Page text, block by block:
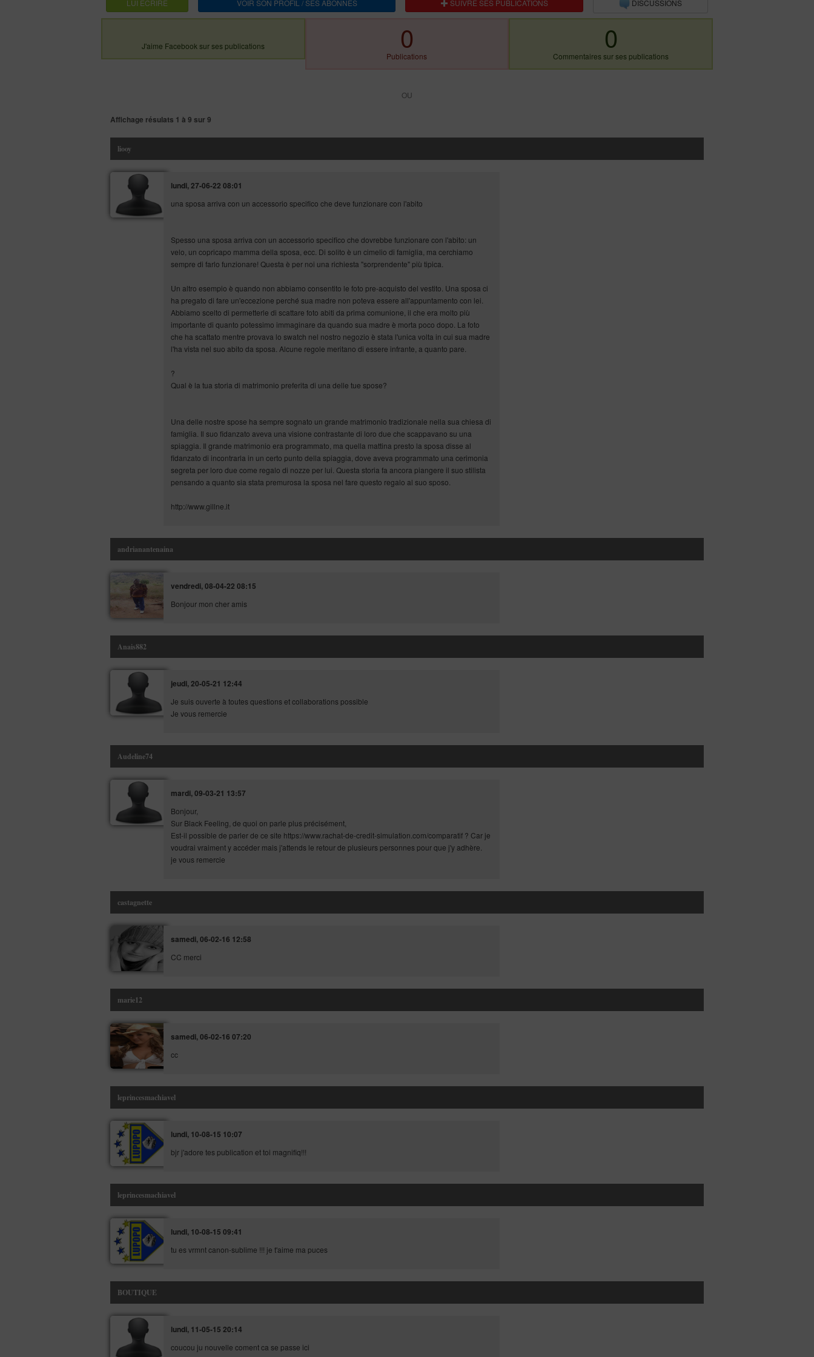
LUI ECRIRE VOIR SON PROFIL / SES ABONNES SUIVRE SES PUBLICATIONS DISCUSSIONS
J'aime Facebook sur ses publications 0
Publications
0
Commentaires sur ses publications
OU
Affichage résulats 1 à 9 sur 9
liooy
lundi, 27-06-22 08:01
una sposa arriva con un accessorio specifico che deve funzionare con l'abito
Spesso una sposa arriva con un accessorio specifico che dovrebbe funzionare con l'abito: un
velo, un copricapo mamma della sposa, ecc. Di solito è un cimelio di famiglia, ma cerchiamo
sempre di farlo funzionare! Questa è per noi una richiesta "sorprendente" più tipica.
Un altro esempio è quando non abbiamo consentito le foto pre-acquisto del vestito. Una sposa ci
ha pregato di fare un'eccezione perché sua madre non poteva essere all'appuntamento con lei.
Abbiamo scelto di permetterle di scattare foto abiti da prima comunione, il che era molto più
importante di quanto potessimo immaginare da quando sua madre è morta poco dopo. La foto
che ha scattato mentre provava lo swatch nel nostro negozio è stata l'unica volta in cui sua madre
l'ha vista nel suo abito da sposa. Alcune regole meritano di essere infrante, a quanto pare.
?
Qual è la tua storia di matrimonio preferita di una delle tue spose?
Una delle nostre spose ha sempre sognato un grande matrimonio tradizionale nella sua chiesa di
famiglia. Il suo fidanzato aveva una visione contrastante di loro due che scappavano su una
spiaggia. Il grande matrimonio era programmato, ma quella mattina presto la sposa disse al
fidanzato di incontrarla in un certo punto della spiaggia, dove aveva programmato una cerimonia
segreta per loro due come regalo di nozze per lui. Questa storia fa ancora piangere il suo stilista
pensando a quanto sia stata premurosa la sposa nel fare questo regalo al suo sposo.
http://www.gillne.it
andrianantenaina
vendredi, 08-04-22 08:15
Bonjour mon cher amis
Anais882
jeudi, 20-05-21 12:44
Je suis ouverte à toutes questions et collaborations possible
Je vous remercie
Audeline74
mardi, 09-03-21 13:57
Bonjour,
Sur Black Feeling, de quoi on parle plus précisément,
Est-il possible de parler de ce site https://www.rachat-de-credit-simulation.com/comparatif ? Car je
voudrai vraiment y accéder mais j'attends le retour de plusieurs personnes pour que j'y adhère.
je vous remercie
castagnette
samedi, 06-02-16 12:58
CC merci
marie12
samedi, 06-02-16 07:20
cc
leprincesmachiavel
lundi, 10-08-15 10:07
bjr j'adore tes publication et toi magnifiq!!!
leprincesmachiavel
lundi, 10-08-15 09:41
tu es vrmnt canon-sublime !!! je t'aime ma puces
BOUTIQUE
lundi, 11-05-15 20:14
coucou ju nouvelle coment ca se passe ici